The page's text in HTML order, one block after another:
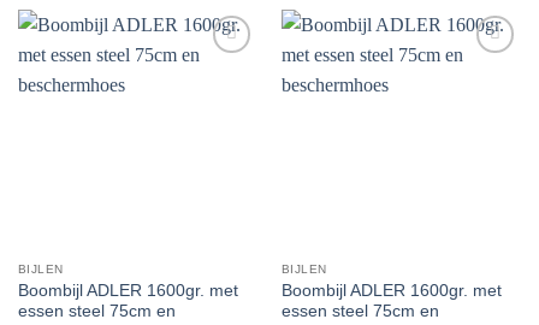
BIJLEN
Boombijl ADLER 1600gr. met
essen steel 75cm en
BIJLEN
Boombijl ADLER 1600gr. met
essen steel 75cm en